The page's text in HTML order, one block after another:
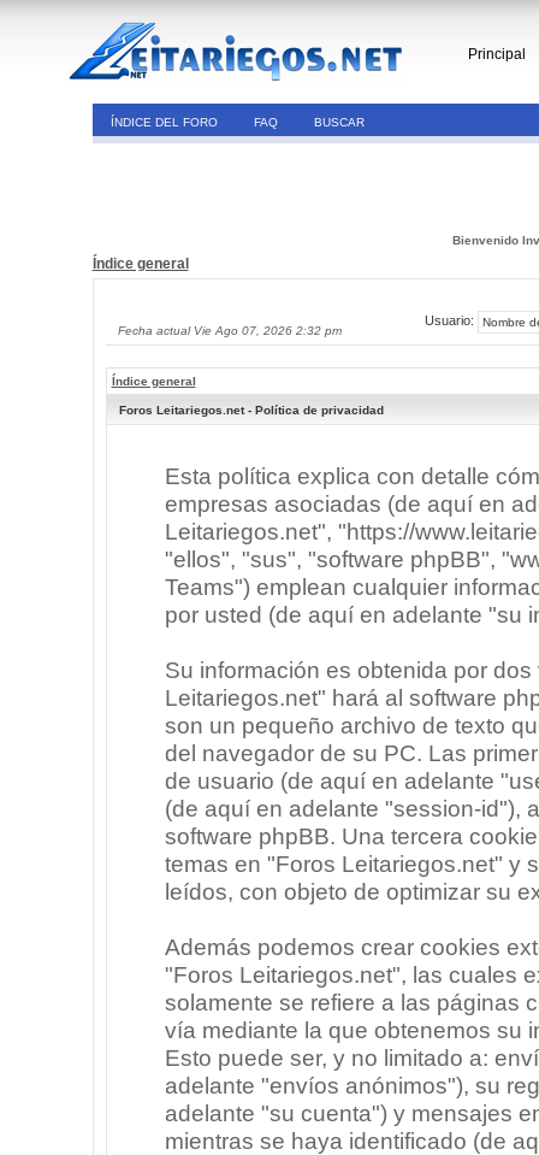
Principal
ÍNDICE DEL FORO FAQ BUSCAR
Bienvenido
Índice general
Fecha actual Vie Ago 07, 2026 2:32 pm
Usuario:
Índice general
Foros Leitariegos.net - Política de privacidad
Esta política explica con detalle
empresas asociadas (de aquí en
Leitariegos.net", "https://
"ellos", "sus", "software phpBB",
Teams") emplean cualquier
por usted (de aquí en adelante "su
Su información es obtenida por
Leitariegos.net" hará al software
son un pequeño archivo de texto
del navegador de su PC. Las
de usuario (de aquí en adelante
(de aquí en adelante "session-id"),
software phpBB. Una tercera
temas en "Foros Leitariegos.net" y
leídos, con objeto de optimizar su
Además podemos crear cookies
"Foros Leitariegos.net", las cuales
solamente se refiere a las páginas
vía mediante la que obtenemos su
Esto puede ser, y no limitado a:
adelante "envíos anónimos"), su
adelante "su cuenta") y mensajes
mientras se haya identificado (de